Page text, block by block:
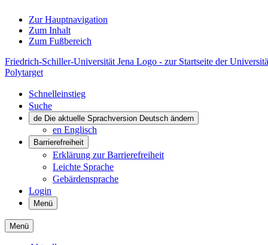
Zur Hauptnavigation
Zum Inhalt
Zum Fußbereich
Friedrich-Schiller-Universität Jena Logo - zur Startseite der
Polytarget
Schnelleinstieg
Suche
de Die aktuelle Sprachversion Deutsch ändern
en Englisch
Barrierefreiheit
Erklärung zur Barrierefreiheit
Leichte Sprache
Gebärdensprache
Login
Menü
Menü